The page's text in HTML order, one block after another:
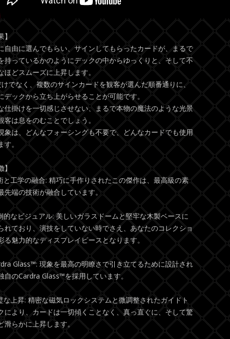
】
自由に選んでもらい、サインしてもらったカードが、まるで
持っているかのようにデックの中からゆっくりと、そして不
ほどスムーズに上昇します。
でなく、複数のサインカードを観客が選んだ順番通りに、
デックから立ち上がらせることが可能です。
仕掛けを一切感じさせない、まるで本物の魔法のような光景
客は息をのむことでしょう。
象は、どんなフォーシングも不要で、どんなカードでも使用
す。
】
と工学の融合: 精巧に手作りされたこの傑作は、最高級の素
先端の技術が融合しています。
的なビジュアル: 美しいガラスドームと堅牢な木製ベースに
れており、演技をしていない時でさえ、あなたのコレクショ
る魅力的なディスプレイピースとなります。
Glass™: 現象を最高の明瞭さで引き立てるために設計され
自のCardra Glass™を採用しています。
な上昇: 精密な磁気ロックシステムと微調整されたガイドト
により、カードは一切傾くことなく、真っ直ぐに、そして驚
滑らかに上昇します。